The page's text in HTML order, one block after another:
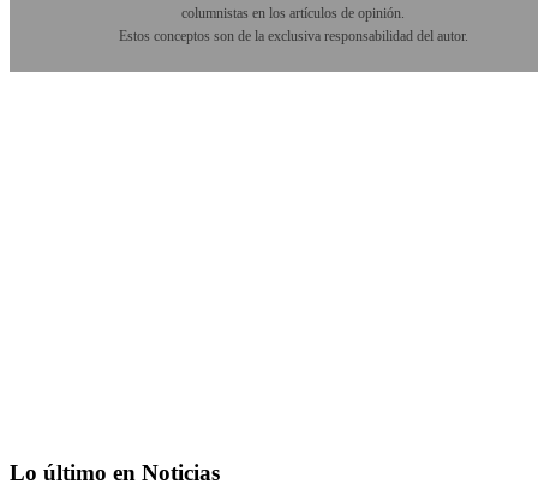
columnistas en los artículos de opinión.
Estos conceptos son de la exclusiva responsabilidad del autor.
Lo último en Noticias